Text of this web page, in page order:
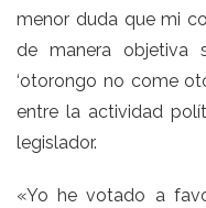
menor duda que mi
de manera objetiva
‘otorongo no come
entre la actividad
legislador.
«Yo he votado a